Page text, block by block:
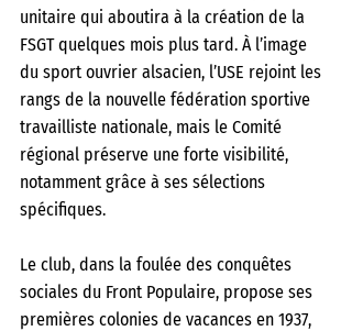
unitaire qui aboutira à la création de la
FSGT quelques mois plus tard. À l’image
du sport ouvrier alsacien, l’USE rejoint les
rangs de la nouvelle fédération sportive
travailliste nationale, mais le Comité
régional préserve une forte visibilité,
notamment grâce à ses sélections
spécifiques.
Le club, dans la foulée des conquêtes
sociales du Front Populaire, propose ses
premières colonies de vacances en 1937,